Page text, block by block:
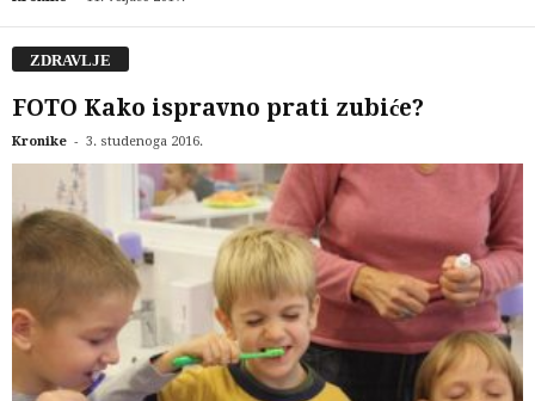
ZDRAVLJE
FOTO Kako ispravno prati zubiće?
Kronike - 3. studenoga 2016.